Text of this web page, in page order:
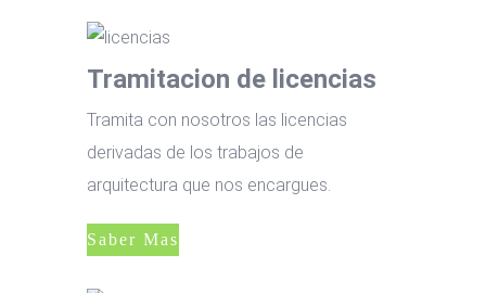
Tramitacion de licencias
Tramita con nosotros las licencias
derivadas de los trabajos de
arquitectura que nos encargues.
Saber Mas